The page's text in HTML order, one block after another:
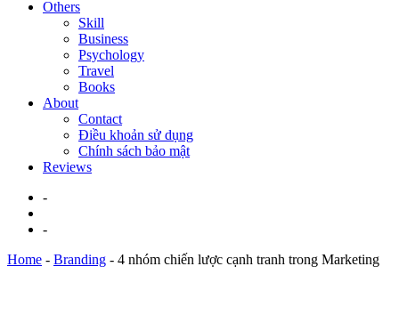
Others
Skill
Business
Psychology
Travel
Books
About
Contact
Điều khoản sử dụng
Chính sách bảo mật
Reviews
-
-
Home - Branding - 4 nhóm chiến lược cạnh tranh trong Marketing